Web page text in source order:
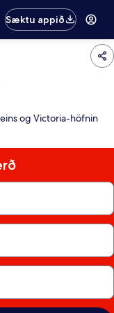
Sæktu appið
og Victoria-höfnin